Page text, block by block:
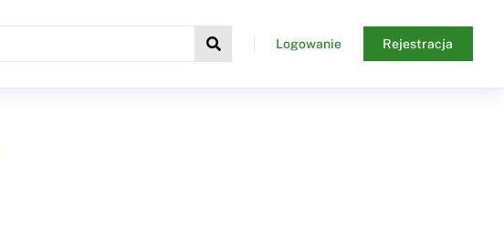
Logowanie Rejestracja